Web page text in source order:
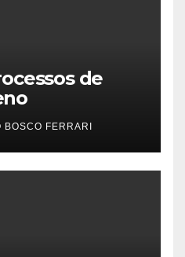
de
BOSCO FERRARI